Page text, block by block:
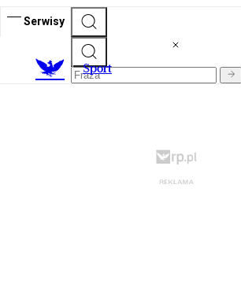
Serwisy
Sport